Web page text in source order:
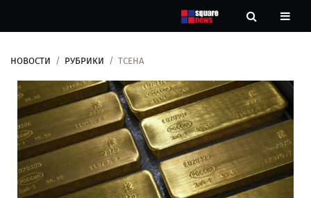
Рубрики
Контакты
О
нас
НОВОСТИ РУБРИКИ ТСЕНА